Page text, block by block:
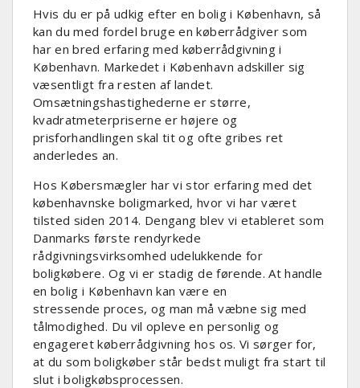
Hvis du er på udkig efter en bolig i København, så
kan du med fordel bruge en køberrådgiver som
har en bred erfaring med køberrådgivning i
København. Markedet i København adskiller sig
væsentligt fra resten af landet.
Omsætningshastighederne er større,
kvadratmeterpriserne er højere og
prisforhandlingen skal tit og ofte gribes ret
anderledes an.
Hos Købersmægler har vi stor erfaring med det
københavnske boligmarked, hvor vi har været
tilsted siden 2014. Dengang blev vi etableret som
Danmarks første rendyrkede
rådgivningsvirksomhed udelukkende for
boligkøbere. Og vi er stadig de førende. At handle
en bolig i København kan være en
stressende proces, og man må væbne sig med
tålmodighed. Du vil opleve en personlig og
engageret køberrådgivning hos os. Vi sørger for,
at du som boligkøber står bedst muligt fra start til
slut i boligkøbsprocessen.